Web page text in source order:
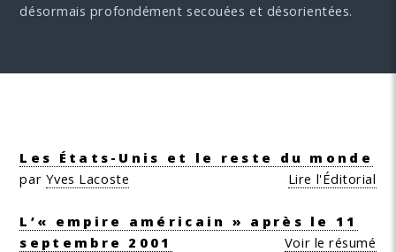
désormais profondément secouées et désorientées.
Les États-Unis et le reste du monde
Lire l'Éditorial
par Yves Lacoste
L’« empire américain » après le 11
septembre 2001
Voir le résumé